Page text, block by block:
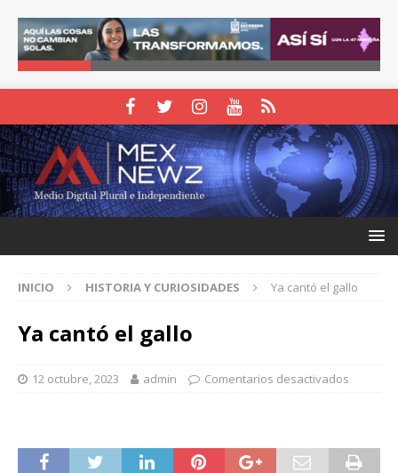
INICIO HISTORIA Y CURIOSIDADES Ya cantó el gallo
Ya cantó el gallo
12 octubre, 2023 admin Comentarios desactivados